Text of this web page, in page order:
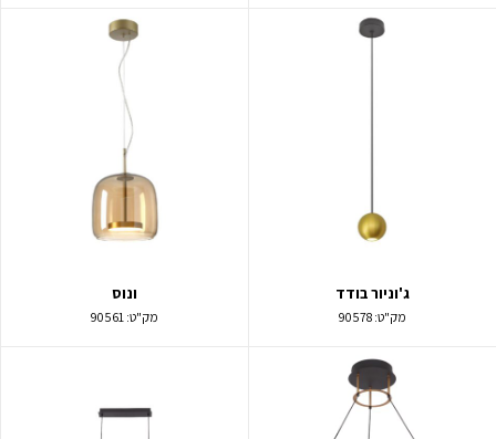
ג'וניור בודד
מק"ט: 90578
ונוס
מק"ט: 90561